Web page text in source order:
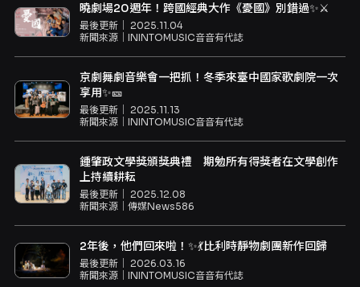
曉劇場20週年！跨國經典大作《憂國》別錯過✨⚔️
最後更新｜ 2025.11.04
新聞來源｜ ININTOMUSIC音音有代誌
京劇舞劇音樂會一把抓！冬季來臺中國家歌劇院一次
享用✨🎫
最後更新｜ 2025.11.13
新聞來源｜ ININTOMUSIC音音有代誌
鍾肇政文學獎頒獎典禮 期勉所有得獎者在文學創作
上持續耕耘
最後更新｜ 2025.12.08
新聞來源｜ 傳媒News586
2年後，他們回來啦！✨💃比利時靜物劇團新作回歸
最後更新｜ 2026.03.16
新聞來源｜ ININTOMUSIC音音有代誌